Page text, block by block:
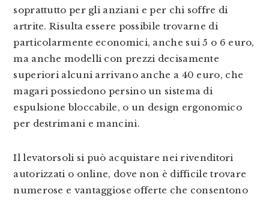
soprattutto per gli anziani e per chi soffre di
artrite. Risulta essere possibile trovarne di
particolarmente economici, anche sui 5 o 6 euro,
ma anche modelli con prezzi decisamente
superiori alcuni arrivano anche a 40 euro, che
magari possiedono persino un sistema di
espulsione bloccabile, o un design ergonomico
per destrimani e mancini.
Il levatorsoli si può acquistare nei rivenditori
autorizzati o online, dove non è difficile trovare
numerose e vantaggiose offerte che consentono